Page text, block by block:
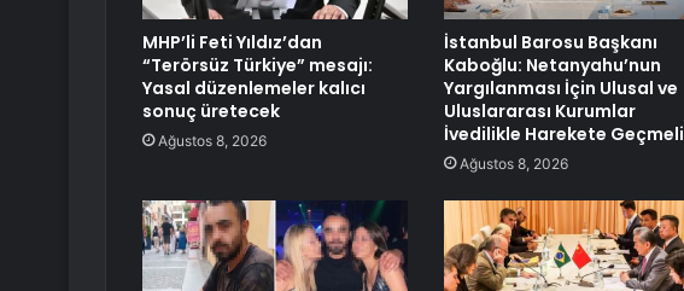
MHP’li Feti Yıldız’dan
“Terörsüz Türkiye” mesajı:
Yasal düzenlemeler kalıcı
sonuç üretecek
Ağustos 8, 2026
İstanbul Barosu Başkanı
Kaboğlu: Netanyahu’nun
Yargılanması İçin Ulusal ve
Uluslararası Kurumlar
İvedilikle Harekete Geçmeli
Ağustos 8, 2026